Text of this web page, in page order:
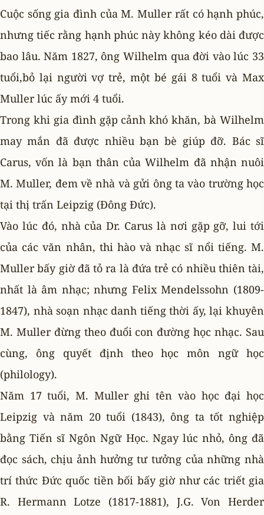
Cuộc sống gia đình của M. Muller rất có hạnh phúc,
nhưng tiếc rằng hạnh phúc này không kéo dài được
bao lâu. Năm 1827, ông Wilhelm qua đời vào lúc 33
tuổi,bỏ lại người vợ trẻ, một bé gái 8 tuổi và Max
Muller lúc ấy mới 4 tuổi.
Trong khi gia đình gặp cảnh khó khăn, bà Wilhelm
may mắn đã được nhiều bạn bè giúp đỡ. Bác sĩ
Carus, vốn là bạn thân của Wilhelm đã nhận nuôi
M. Muller, đem về nhà và gửi ông ta vào trường học
tại thị trấn Leipzig (Ðông Ðức).
Vào lúc đó, nhà của Dr. Carus là nơi gặp gỡ, lui tới
của các văn nhân, thi hào và nhạc sĩ nổi tiếng. M.
Muller bấy giờ đã tỏ ra là đứa trẻ có nhiều thiên tài,
nhất là âm nhạc; nhưng Felix Mendelssohn (1809-
1847), nhà soạn nhạc danh tiếng thời ấy, lại khuyên
M. Muller đừng theo đuổi con đường học nhạc. Sau
cùng, ông quyết định theo học môn ngữ học
(philology).
Năm 17 tuổi, M. Muller ghi tên vào học đại học
Leipzig và năm 20 tuổi (1843), ông ta tốt nghiệp
bằng Tiến sĩ Ngôn Ngữ Học. Ngay lúc nhỏ, ông đã
đọc sách, chịu ảnh hưởng tư tưởng của những nhà
trí thức Ðức quốc tiền bối bấy giờ như các triết gia
R. Hermann Lotze (1817-1881), J.G. Von Herder